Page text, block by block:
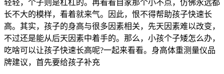
轻轻，个子则是杠杠的。再看看自家那个小不点，仿佛永远都
长不大的模样，看着就来气。因此，恨不得帮助孩子快速长
高。其实，孩子的身高与很多因素相关，先天因素难以改变，
不过还是能从后天因素中着手的。那么，小孩个子矮怎么办，
吃啥可以让孩子快速长高呢?一起来看看。身高体重测量仪品
牌建议，首先要给孩子补充